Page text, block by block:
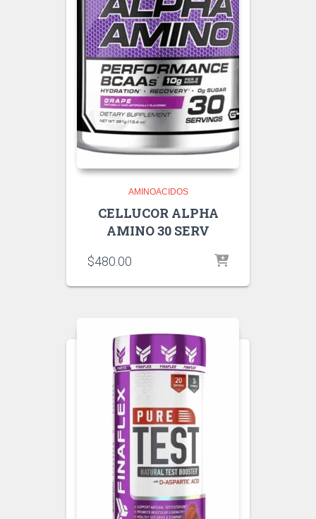
AMINOACIDOS
CELLUCOR ALPHA
AMINO 30 SERV
$480.00